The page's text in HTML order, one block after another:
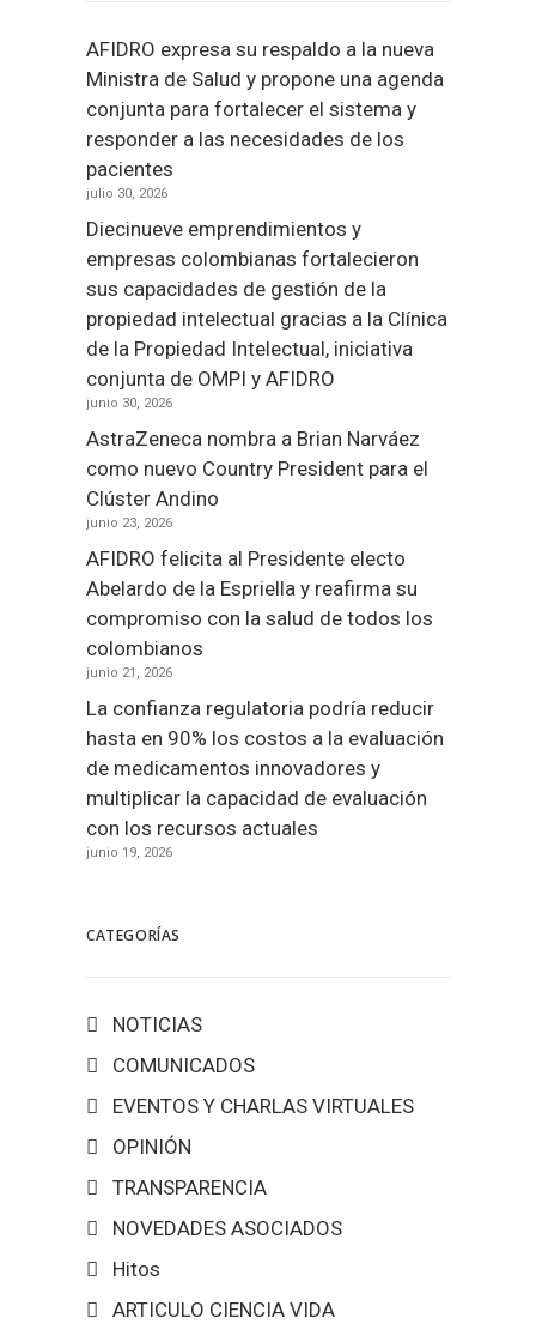
AFIDRO expresa su respaldo a la nueva
Ministra de Salud y propone una agenda
conjunta para fortalecer el sistema y
responder a las necesidades de los
pacientes
julio 30, 2026
Diecinueve emprendimientos y
empresas colombianas fortalecieron
sus capacidades de gestión de la
propiedad intelectual gracias a la Clínica
de la Propiedad Intelectual, iniciativa
conjunta de OMPI y AFIDRO
junio 30, 2026
AstraZeneca nombra a Brian Narváez
como nuevo Country President para el
Clúster Andino
junio 23, 2026
AFIDRO felicita al Presidente electo
Abelardo de la Espriella y reafirma su
compromiso con la salud de todos los
colombianos
junio 21, 2026
La confianza regulatoria podría reducir
hasta en 90% los costos a la evaluación
de medicamentos innovadores y
multiplicar la capacidad de evaluación
con los recursos actuales
junio 19, 2026
CATEGORÍAS
NOTICIAS
COMUNICADOS
EVENTOS Y CHARLAS VIRTUALES
OPINIÓN
TRANSPARENCIA
NOVEDADES ASOCIADOS
Hitos
ARTICULO CIENCIA VIDA